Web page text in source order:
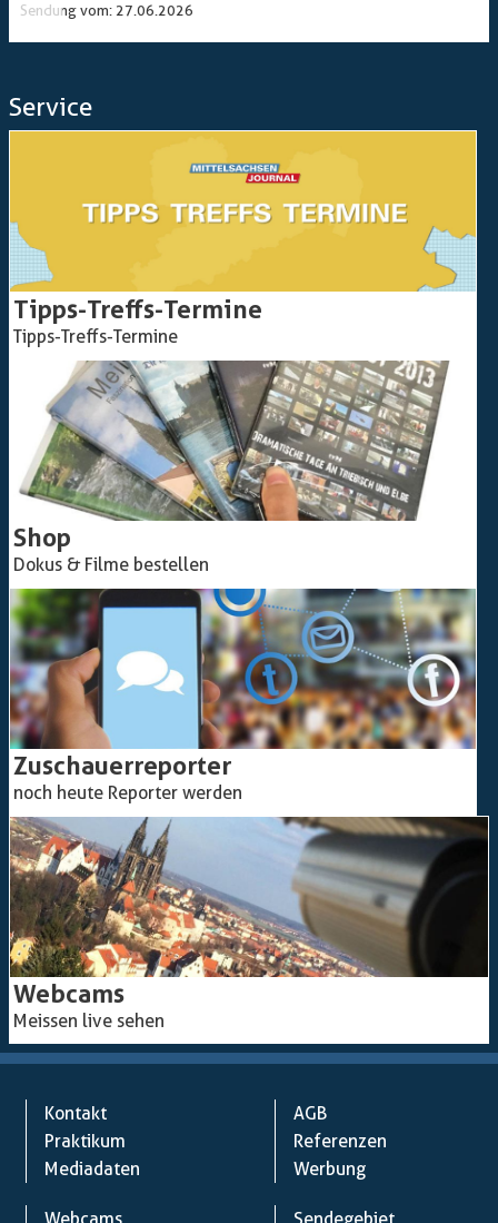
Sendung vom: 27.06.2026
Service
Tipps-Treffs-Termine
Tipps-Treffs-Termine
Shop
Dokus & Filme bestellen
Zuschauerreporter
noch heute Reporter werden
Webcams
Meissen live sehen
Kontakt
Praktikum
Mediadaten
AGB
Referenzen
Werbung